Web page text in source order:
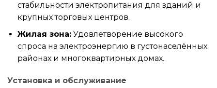
стабильности электропитания для зданий и
крупных торговых центров.
Жилая зона:Удовлетворение высокого
спроса на электроэнергию в густонаселённых
районах и многоквартирных домах.
Установка и обслуживание